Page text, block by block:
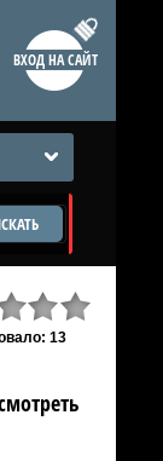
ВХОД НА САЙТ
13